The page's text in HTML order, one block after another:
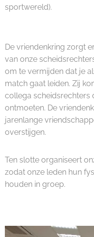
sportwereld).
De vriendenkring zorgt
van onze
om te vermijden dat je
match gaat leiden. Zij
collega scheidsrechters
ontmoeten. De
jarenlange
overstijgen.
Ten slotte organiseert
zodat onze leden hun
houden in groep.